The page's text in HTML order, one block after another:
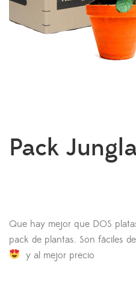
Pack
era:
58,00€.
es:
47,40€.
Que hay mejor que DOS
pack de plantas. Son fáciles
y al mejor precio